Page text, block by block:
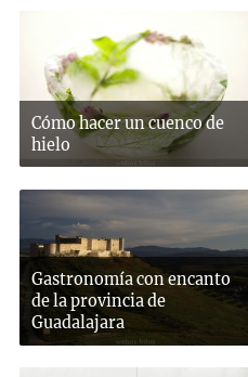
Cómo hacer un cuenco de
hielo
Gastronomía con encanto
de la provincia de
Guadalajara